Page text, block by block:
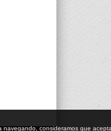
navegando, consideramos que